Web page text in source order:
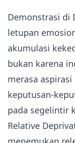
Demonstrasi di
letupan
akumulasi
bukan karena
merasa
keputusan-
pada segelintir
Relative